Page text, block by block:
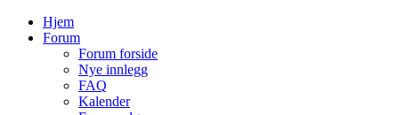
Hjem
Forum
Forum forside
Nye innlegg
FAQ
Kalender